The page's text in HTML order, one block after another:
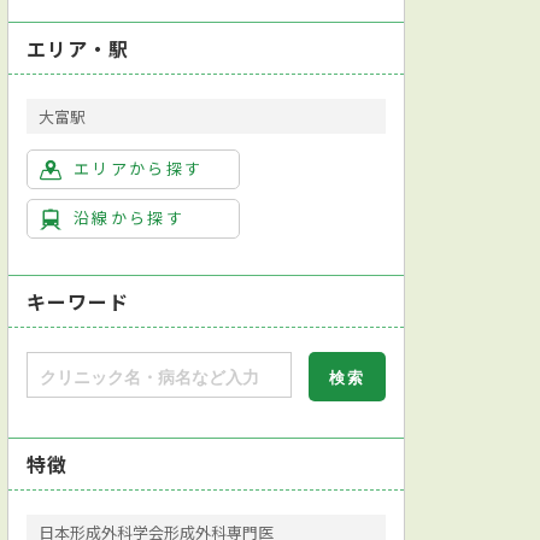
エリア・駅
大富駅
エリアから探す
沿線から探す
キーワード
特徴
日本形成外科学会形成外科専門医